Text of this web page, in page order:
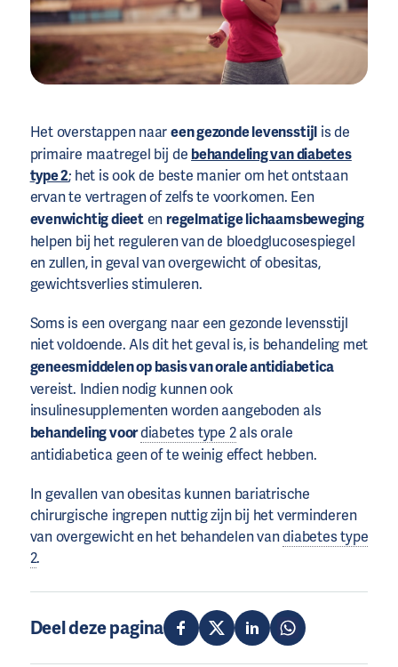
Het overstappen naareen gezonde levensstijl is de
primaire maatregel bij de behandeling van diabetes
type 2; het is ook de beste manier om het ontstaan
ervan te vertragen of zelfs te voorkomen. Een
evenwichtig dieeten regelmatige lichaamsbeweging
helpen bij het reguleren van de bloedglucosespiegel
en zullen, in geval van overgewicht of obesitas,
gewichtsverlies stimuleren.
Soms is een overgang naar een gezonde levensstijl
niet voldoende. Als dit het geval is, is behandeling met
geneesmiddelen op basis van orale antidiabetica
vereist. Indien nodig kunnen ook
insulinesupplementen worden aangeboden als
behandeling voordiabetes type 2als orale
antidiabetica geen of te weinig effect hebben.
In gevallen van obesitas kunnen bariatrische
chirurgische ingrepen nuttig zijn bij het verminderen
van overgewicht en het behandelen vandiabetes type
2.
Deel deze pagina